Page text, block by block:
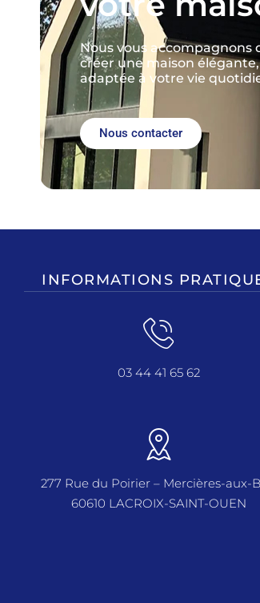
Nous vous accompagnons
créer une maison
adaptée à votre vie
Nous contacter
INFORMATIONS
03 44 41 65 62
277 Rue du Poirier – Mercières-aux-
60610 LACROIX-SAINT-OUEN